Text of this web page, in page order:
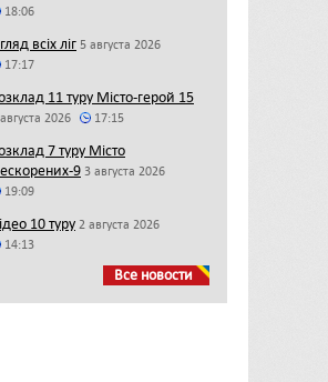
18:06
всіх ліг 5 августа 2026
17:17
11 туру Місто-герой 15
2026 17:15
7 туру Місто
9 3 августа 2026
19:09
10 туру 2 августа 2026
14:13
Все новости